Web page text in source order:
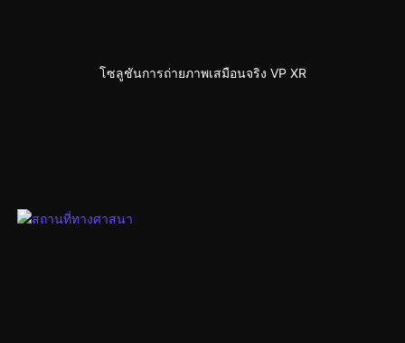
โซลูชันการถ่ายภาพเสมือนจริง VP XR